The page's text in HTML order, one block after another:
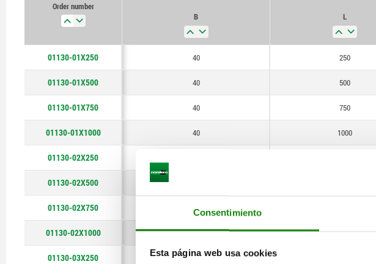
Consentimiento
Esta página web usa cookies
125
150
160
200
300
32
40
Order number
B
L
01130-01X250 40 250
01130-01X500 40 500
01130-01X750 40 750
01130-01X1000 40 1000
01130-02X250
01130-02X500
01130-02X750 50
01130-02X1000 50 1000
01130-03X250 63